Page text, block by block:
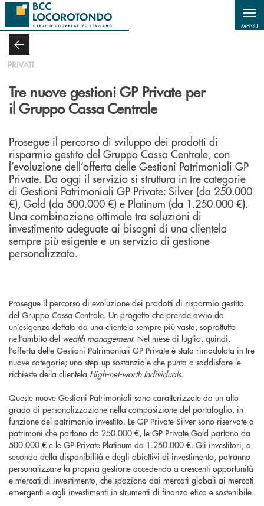
Salta al contenuto principale
MENU
PRIVATI
Tre nuove gestioni GP Private per
il Gruppo Cassa Centrale
Prosegue il percorso di sviluppo dei prodotti di
risparmio gestito del Gruppo Cassa Centrale, con
l’evoluzione dell’offerta delle Gestioni Patrimoniali GP
Private. Da oggi il servizio si struttura in tre categorie
di Gestioni Patrimoniali GP Private: Silver (da 250.000
€), Gold (da 500.000 €) e Platinum (da 1.250.000 €).
Una combinazione ottimale tra soluzioni di
investimento adeguate ai bisogni di una clientela
sempre più esigente e un servizio di gestione
personalizzato.
Prosegue il percorso di evoluzione dei prodotti di risparmio gestito
del Gruppo Cassa Centrale. Un progetto che prende avvio da
un’esigenza dettata da una clientela sempre più vasta, soprattutto
nell’ambito del wealth management. Nel mese di luglio, quindi,
l’offerta delle Gestioni Patrimoniali GP Private è stata rimodulata in tre
nuove categorie; uno step-up sostanziale che punta a soddisfare le
richieste della clientela High-net-worth Individuals.
Queste nuove Gestioni Patrimoniali sono caratterizzate da un alto
grado di personalizzazione nella composizione del portafoglio, in
funzione del patrimonio investito. Le GP Private Silver sono riservate a
patrimoni che partono da 250.000 €, le GP Private Gold partono da
500.000 € e le GP Private Platinum da 1.250.000 €. Gli investitori, a
seconda della disponibilità e degli obiettivi di investimento, potranno
personalizzare la propria gestione accedendo a crescenti opportunità
e mercati di investimento, che spaziano dai mercati globali ai mercati
emergenti e agli investimenti in strumenti di finanza etica e sostenibile.